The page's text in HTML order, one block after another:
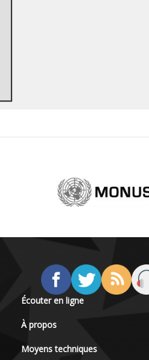
Écouter en ligne
À propos
Moyens techniques